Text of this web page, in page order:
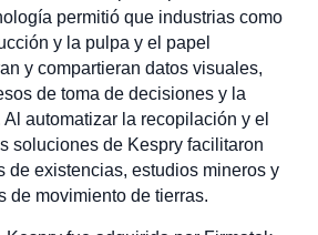
permitió que industrias como
y la pulpa y el papel
y compartieran datos visuales,
de toma de decisiones y la
automatizar la recopilación y el
soluciones de Kespry facilitaron
de existencias, estudios mineros y
de movimiento de tierras.